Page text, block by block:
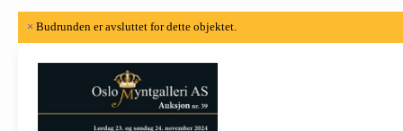
× Budrunden er avsluttet for dette objektet.